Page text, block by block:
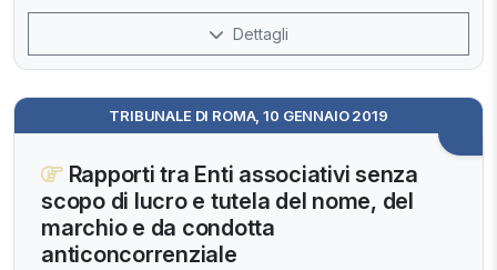
Dettagli
TRIBUNALE DI ROMA, 10 GENNAIO 2019
Rapporti tra Enti associativi senza
scopo di lucro e tutela del nome, del
marchio e da condotta
anticoncorrenziale